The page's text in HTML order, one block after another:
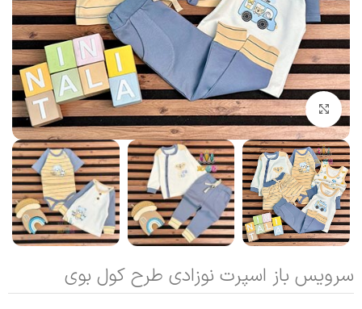
بزرگنمایی تصویر
سرویس باز اسپرت نوزادی طرح کول بوی